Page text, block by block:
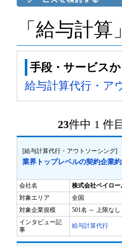
「給与計
手段・サービス
給与計算代行・ア
23件中 1 件
[給与計算代行・アウトソーシング
業界トップレベルの契約企業
会社名
株式会社ペイロー
対象エリア
全国
対象企業規模
501名 ～ 上限なし
インタビュー記
事
給与計算代行